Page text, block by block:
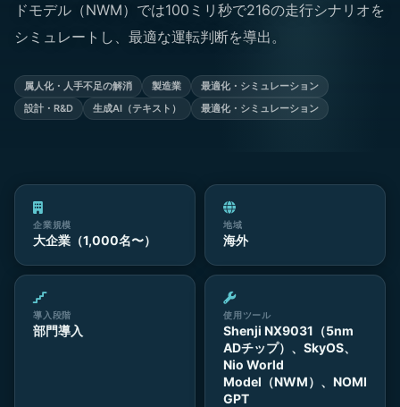
ドモデル（NWM）では100ミリ秒で216の走行シナリオを
シミュレートし、最適な運転判断を導出。
属人化・人手不足の解消 製造業
最適化・シミュレーション
設計・R&D
生成AI（テキスト） 最適化・シミュレーション
企業規模
大企業（1,000名〜）
地域
海外
導入段階
部門導入
使用ツール
Shenji NX9031（5nm
ADチップ）、SkyOS、
Nio World
Model（NWM）、NOMI
GPT